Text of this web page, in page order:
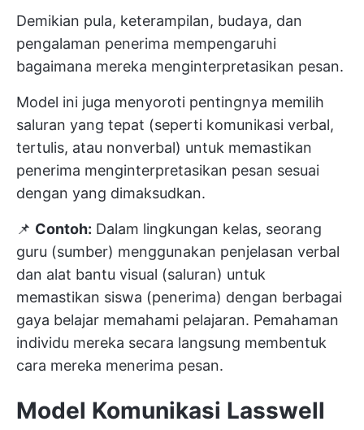
Demikian pula, keterampilan, budaya, dan
pengalaman penerima mempengaruhi
bagaimana mereka menginterpretasikan pesan.
Model ini juga menyoroti pentingnya memilih
saluran yang tepat (seperti komunikasi verbal,
tertulis, atau nonverbal) untuk memastikan
penerima menginterpretasikan pesan sesuai
dengan yang dimaksudkan.
📌 Contoh: Dalam lingkungan kelas, seorang
guru (sumber) menggunakan penjelasan verbal
dan alat bantu visual (saluran) untuk
memastikan siswa (penerima) dengan berbagai
gaya belajar memahami pelajaran. Pemahaman
individu mereka secara langsung membentuk
cara mereka menerima pesan.
Model Komunikasi Lasswell